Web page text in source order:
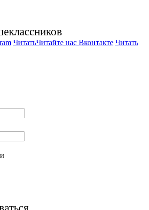
ЧитатьЧитайте нас Вконтакте Читать